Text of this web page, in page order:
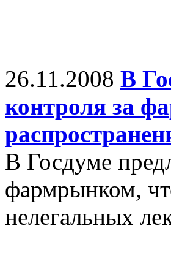
26.11.2008 В
контроля за
В Госдуме
фармрынком,
нелегальных